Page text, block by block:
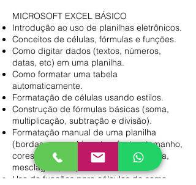
MICROSOFT EXCEL BÁSICO
Introdução ao uso de planilhas eletrônicos.
Conceitos de células, fórmulas e funções.
Como digitar dados (textos, números,
datas, etc) em uma planilha.
Como formatar uma tabela
automaticamente.
Formatação de células usando estilos.
Construção de fórmulas básicas (soma,
multiplicação, subtração e divisão).
Formatação manual de uma planilha
(bordas, preenchimentos, fontes, tamanho,
cores, alinhamento, quebra automática,
mesclagem, etc).
Uso de funções para cálculos de soma,